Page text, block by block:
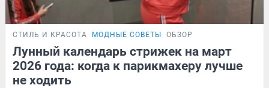
СТИЛЬ И КРАСОТА МОДНЫЕ СОВЕТЫ ОБЗОР
Лунный календарь стрижек на март
2026 года: когда к парикмахеру лучше
не ходить